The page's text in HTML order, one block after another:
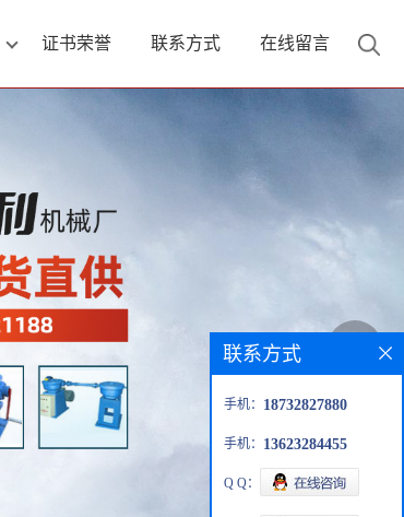
证书荣誉 联系方式 在线留言
联系方式
手机： 18732827880
手机： 13623284455
Q Q：